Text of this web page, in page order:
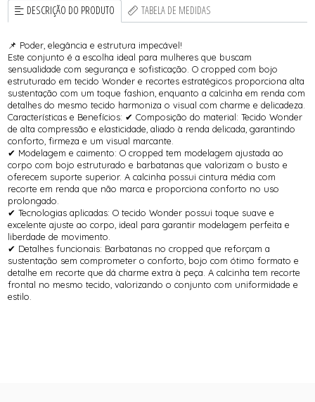
DESCRIÇÃO DO PRODUTO TABELA DE MEDIDAS
📌 Poder, elegância e estrutura impecável!
Este conjunto é a escolha ideal para mulheres que buscam
sensualidade com segurança e sofisticação. O cropped com bojo
estruturado em tecido Wonder e recortes estratégicos proporciona alta
sustentação com um toque fashion, enquanto a calcinha em renda com
detalhes do mesmo tecido harmoniza o visual com charme e delicadeza.
Características e Benefícios: ✔ Composição do material: Tecido Wonder
de alta compressão e elasticidade, aliado à renda delicada, garantindo
conforto, firmeza e um visual marcante.
✔ Modelagem e caimento: O cropped tem modelagem ajustada ao
corpo com bojo estruturado e barbatanas que valorizam o busto e
oferecem suporte superior. A calcinha possui cintura média com
recorte em renda que não marca e proporciona conforto no uso
prolongado.
✔ Tecnologias aplicadas: O tecido Wonder possui toque suave e
excelente ajuste ao corpo, ideal para garantir modelagem perfeita e
liberdade de movimento.
✔ Detalhes funcionais: Barbatanas no cropped que reforçam a
sustentação sem comprometer o conforto, bojo com ótimo formato e
detalhe em recorte que dá charme extra à peça. A calcinha tem recorte
frontal no mesmo tecido, valorizando o conjunto com uniformidade e
estilo.